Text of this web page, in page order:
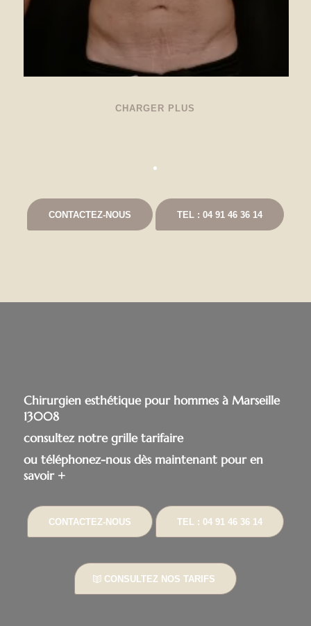
CHARGER PLUS
CONTACTEZ-NOUS TEL : 04 91 46 36 14
Chirurgien esthétique pour hommes à Marseille
13008
consultez notre grille tarifaire
ou téléphonez-nous dès maintenant pour en
savoir +
CONTACTEZ-NOUS TEL : 04 91 46 36 14
CONSULTEZ NOS TARIFS